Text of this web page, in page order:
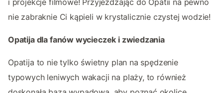
i projekcje filmowe! Przyjeżdżając do Opatii na pewno
nie zabraknie Ci kąpieli w krystalicznie czystej wodzie!
Opatija dla fanów wycieczek i zwiedzania
Opatija to nie tylko świetny plan na spędzenie
typowych leniwych wakacji na plaży, to również